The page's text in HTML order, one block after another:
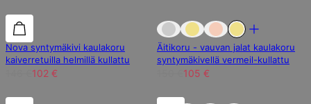
30% alennus 30% alennus
Nova syntymäkivi kaulakoru
kaiverretuilla helmillä kullattu
102 €
Loppu Varastosta
Äitikoru - vauvan jalat kaulakoru
syntymäkivellä vermeil-kullattu
105 €